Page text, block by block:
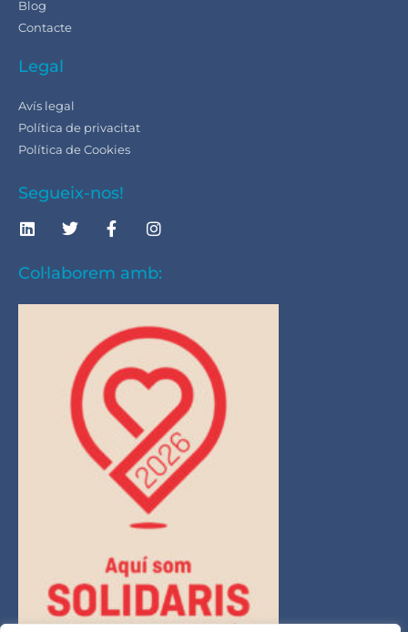
Blog
Contacte
Legal
Avís legal
Política de privacitat
Política de Cookies
Segueix-nos!
Col·laborem amb: